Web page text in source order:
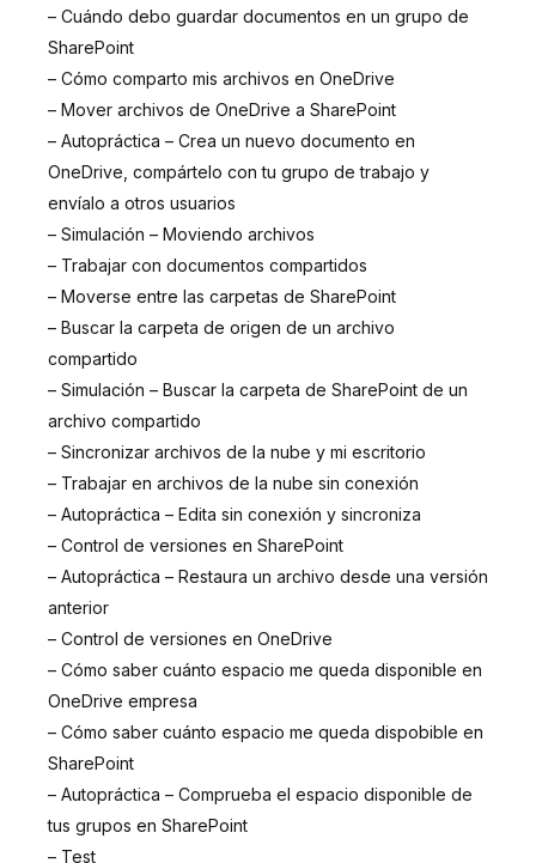
– Cuándo debo guardar documentos en un grupo de
SharePoint
– Cómo comparto mis archivos en OneDrive
– Mover archivos de OneDrive a SharePoint
– Autopráctica – Crea un nuevo documento en
OneDrive, compártelo con tu grupo de trabajo y
envíalo a otros usuarios
– Simulación – Moviendo archivos
– Trabajar con documentos compartidos
– Moverse entre las carpetas de SharePoint
– Buscar la carpeta de origen de un archivo
compartido
– Simulación – Buscar la carpeta de SharePoint de un
archivo compartido
– Sincronizar archivos de la nube y mi escritorio
– Trabajar en archivos de la nube sin conexión
– Autopráctica – Edita sin conexión y sincroniza
– Control de versiones en SharePoint
– Autopráctica – Restaura un archivo desde una versión
anterior
– Control de versiones en OneDrive
– Cómo saber cuánto espacio me queda disponible en
OneDrive empresa
– Cómo saber cuánto espacio me queda dispobible en
SharePoint
– Autopráctica – Comprueba el espacio disponible de
tus grupos en SharePoint
– Test